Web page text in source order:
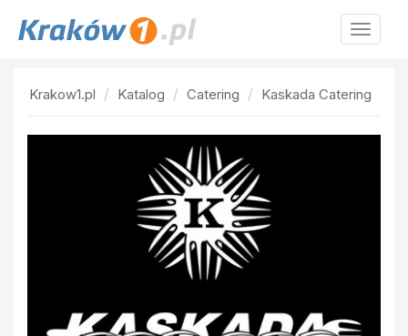
Krakow1.pl Katalog Catering Kaskada Catering